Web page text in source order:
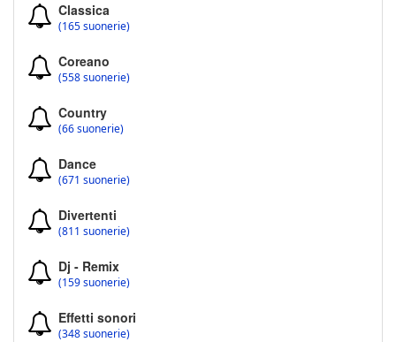
Classica
(165 suonerie)
Coreano
(558 suonerie)
Country
(66 suonerie)
Dance
(671 suonerie)
Divertenti
(811 suonerie)
Dj - Remix
(159 suonerie)
Effetti sonori
(348 suonerie)